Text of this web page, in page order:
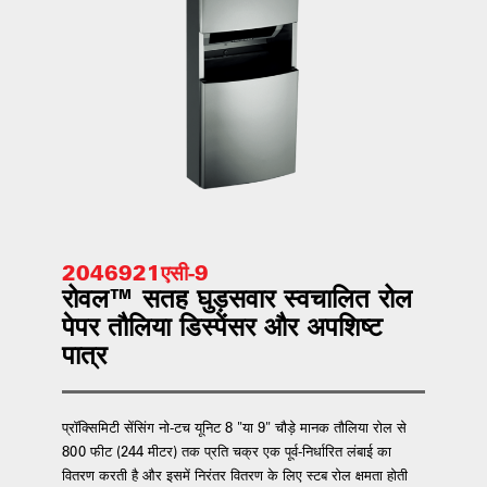
2046921एसी-9
रोवल™ सतह घुड़सवार स्वचालित रोल
पेपर तौलिया डिस्पेंसर और अपशिष्ट
पात्र
प्रॉक्सिमिटी सेंसिंग नो-टच यूनिट 8 "या 9" चौड़े मानक तौलिया रोल से
800 फीट (244 मीटर) तक प्रति चक्र एक पूर्व-निर्धारित लंबाई का
वितरण करती है और इसमें निरंतर वितरण के लिए स्टब रोल क्षमता होती